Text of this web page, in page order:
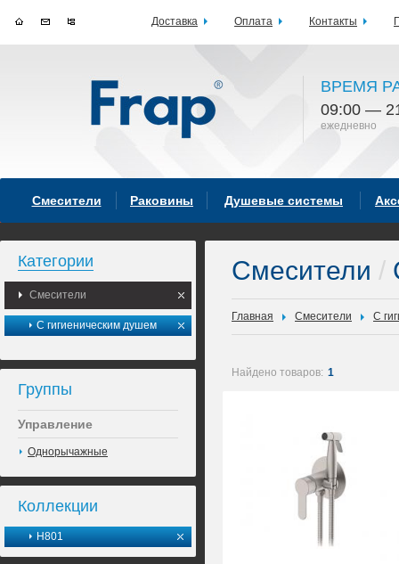
ВРЕМЯ
09:00 —
ежедневно
Смесители Раковины Душевые системы
Категории
Смесители
С гигиеническим душем
Группы
Управление
Однорычажные
Коллекции
H801
Смесители /
Главная Смесители С
Найдено товаров: 1
Доставка Оплата Контакты